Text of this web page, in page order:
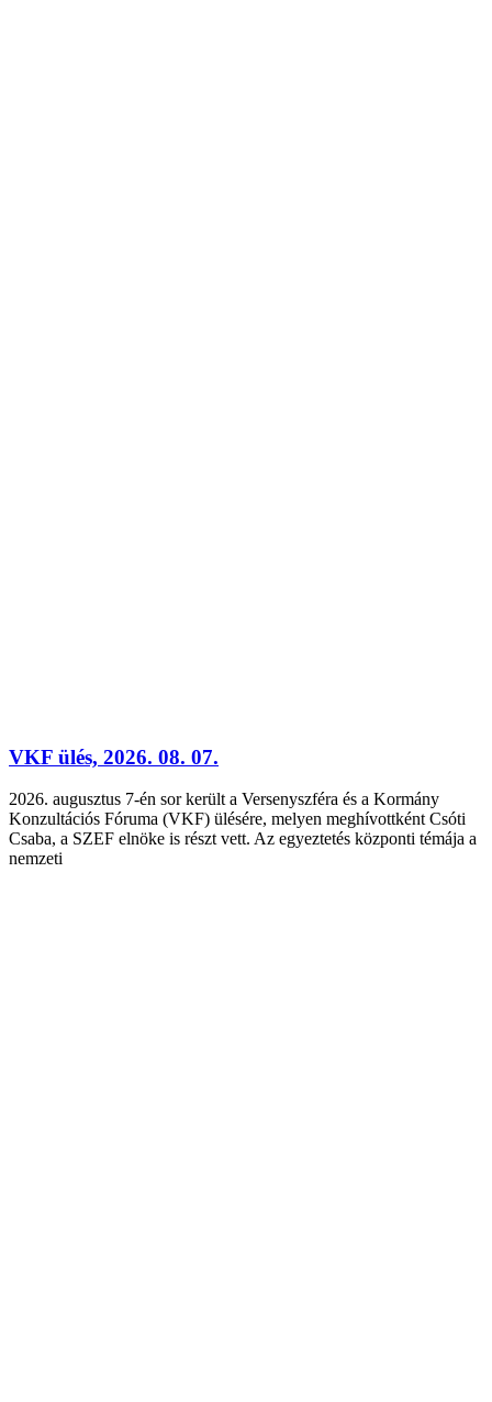
VKF ülés, 2026. 08. 07.
2026. augusztus 7-én sor került a Versenyszféra és a Kormány
Konzultációs Fóruma (VKF) ülésére, melyen meghívottként Csóti
Csaba, a SZEF elnöke is részt vett. Az egyeztetés központi témája a
nemzeti